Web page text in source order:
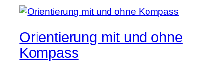
Orientierung mit und ohne
Kompass